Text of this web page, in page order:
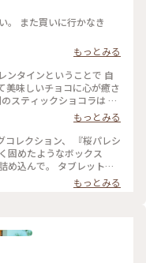
。 また買いに行かなき
もっとみる
美味しいチョコに心が癒さ
酒入りチョコや 京都産の
コと一言で
も
プレゼント用でも どちら
もっとみる
コレクション、 『桜パレシ
タブレットも
桜を覗くような和を感じ
使用し、 一枚ずつ違う
もっとみる